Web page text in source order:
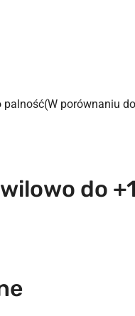
porównaniu
do